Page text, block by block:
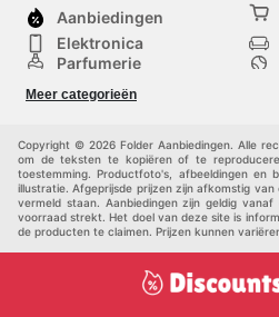
Aanbiedingen
Elektronica
Parfumerie
Kinderen
Meer categorieën
Copyright © 2026 Folder Aanbiedingen. Alle
om de teksten te kopiëren of te
toestemming. Productfoto's, afbeeldingen en
illustratie. Afgeprijsde prijzen zijn afkomstig
vermeld staan. Aanbiedingen zijn geldig
voorraad strekt. Het doel van deze site is
de producten te claimen. Prijzen kunnen